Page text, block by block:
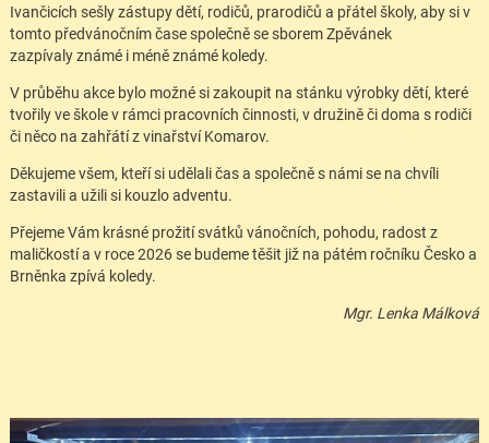
Ivančicích sešly zástupy dětí, rodičů, prarodičů a přátel školy, aby si v
tomto předvánočním čase společně se sborem Zpěvánek
zazpívaly známé i méně známé koledy.
V průběhu akce bylo možné si zakoupit na stánku výrobky dětí, které
tvořily ve škole v rámci pracovních činnosti, v družině či doma s rodiči
či něco na zahřátí z vinařství Komarov.
Děkujeme všem, kteří si udělali čas a společně s námi se na chvíli
zastavili a užili si kouzlo adventu.
Přejeme Vám krásné prožití svátků vánočních, pohodu, radost z
maličkostí a v roce 2026 se budeme těšit již na pátém ročníku Česko a
Brněnka zpívá koledy.
Mgr. Lenka Málková